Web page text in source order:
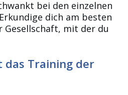
bei den einzelnen
dich am besten
Gesellschaft, mit der du
Training der